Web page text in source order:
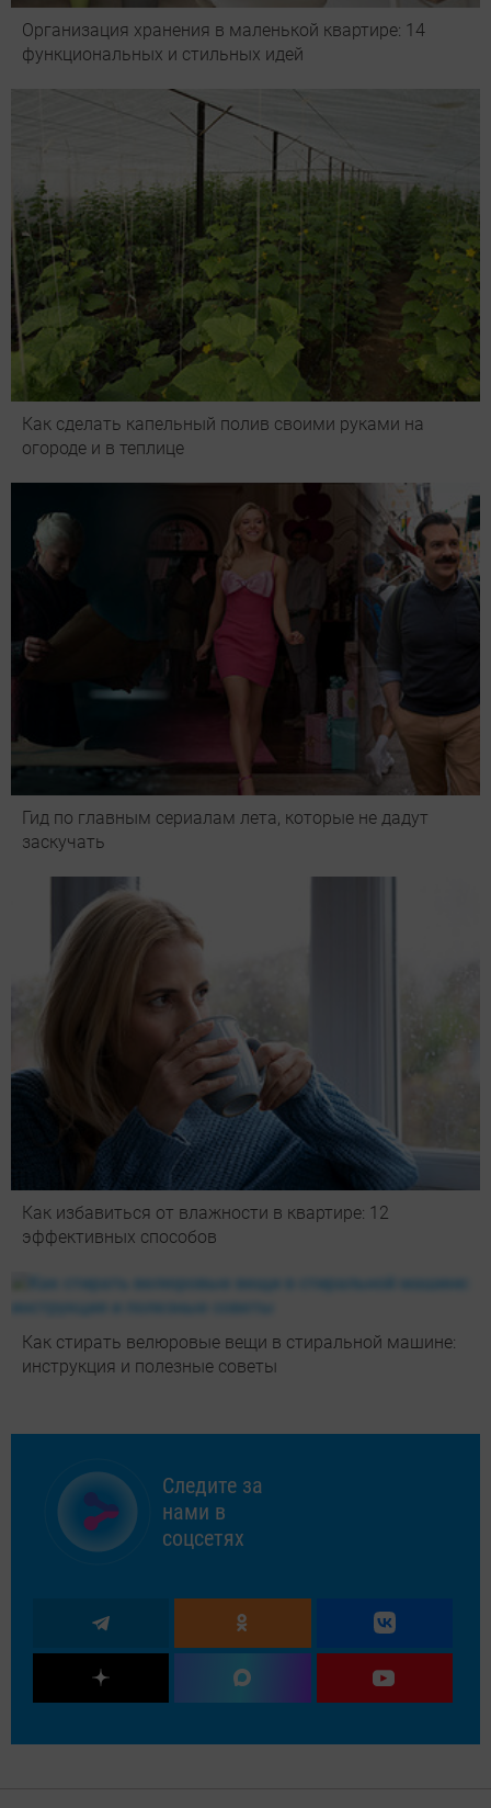
Организация хранения в маленькой квартире: 14
функциональных и стильных идей
Как сделать капельный полив своими руками на
огороде и в теплице
Гид по главным сериалам лета, которые не дадут
заскучать
Как избавиться от влажности в квартире: 12
эффективных способов
Как стирать велюровые вещи в стиральной машине:
инструкция и полезные советы
Следите за
нами в
соцсетях